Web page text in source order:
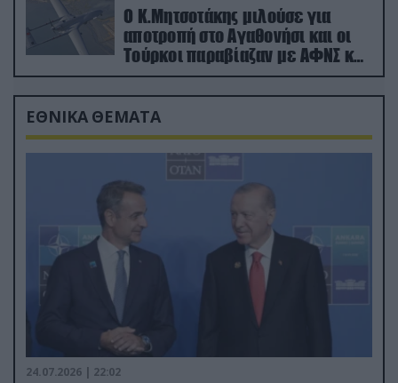
Ο Κ.Μητσοτάκης μιλούσε για
αποτροπή στο Αγαθονήσι και οι
Τούρκοι παραβίαζαν με ΑΦΝΣ και
drone
ΕΘΝΙΚΑ ΘΕΜΑΤΑ
24.07.2026 | 22:02